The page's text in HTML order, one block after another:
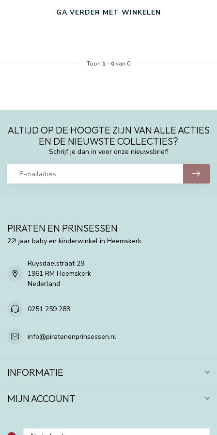
GA VERDER MET WINKELEN
Toon 1 - 0van 0
ALTIJD OP DE HOOGTE ZIJN VAN ALLE ACTIES
EN DE NIEUWSTE COLLECTIES?
Schrijf je dan in voor onze nieuwsbrief!
PIRATEN EN PRINSESSEN
22! jaar baby en kinderwinkel in Heemskerk
Ruysdaelstraat 29
1961 RM Heemskerk
Nederland
0251 259 283
info@piratenenprinsessen.nl
INFORMATIE
MIJN ACCOUNT